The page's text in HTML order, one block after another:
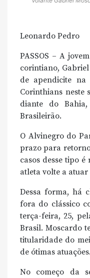
Leonardo Pedro
PASSOS – A
corintiano,
de apendicite
Corinthians neste
diante do
Brasileirão.
O Alvinegro do
prazo para
casos desse tipo
atleta volte a atuar
Dessa forma, há
fora do clássico
terça-feira, 25,
Brasil. Moscardo
titularidade do
de ótimas atuações.
No começo da